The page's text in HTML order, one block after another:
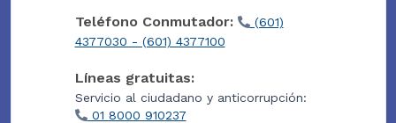
Teléfono Conmutador:
(601)
4377030 - (601) 4377100
Líneas gratuitas:
Servicio al ciudadano y anticorrupción:
01 8000 910237